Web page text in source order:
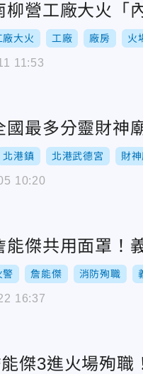
柳營工廠大火「
廠大火 工廠 廠房 火
11:53
國最多分靈財
北港鎮 北港武德宮 財
10:20
能傑共用面罩！
警 詹能傑 消防殉職
16:37
傑3進火場殉職